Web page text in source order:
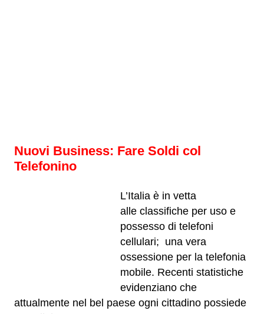
Nuovi Business: Fare Soldi col
Telefonino
L’Italia è in vetta
alle classifiche per uso e
possesso di telefoni
cellulari; una vera
ossessione per la telefonia
mobile. Recenti statistiche
evidenziano che
attualmente nel bel paese ogni cittadino possiede